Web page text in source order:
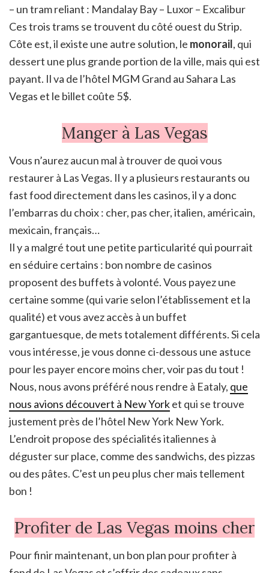
– un tram reliant : Mandalay Bay – Luxor – Excalibur
Ces trois trams se trouvent du côté ouest du Strip.
Côte est, il existe une autre solution, le monorail, qui
dessert une plus grande portion de la ville, mais qui est
payant. Il va de l’hôtel MGM Grand au Sahara Las
Vegas et le billet coûte 5$.
Manger à Las Vegas
Vous n’aurez aucun mal à trouver de quoi vous
restaurer à Las Vegas. Il y a plusieurs restaurants ou
fast food directement dans les casinos, il y a donc
l’embarras du choix : cher, pas cher, italien, américain,
mexicain, français…
Il y a malgré tout une petite particularité qui pourrait
en séduire certains : bon nombre de casinos
proposent des buffets à volonté. Vous payez une
certaine somme (qui varie selon l’établissement et la
qualité) et vous avez accès à un buffet
gargantuesque, de mets totalement différents. Si cela
vous intéresse, je vous donne ci-dessous une astuce
pour les payer encore moins cher, voir pas du tout !
Nous, nous avons préféré nous rendre à Eataly, que
nous avions découvert à New Yorket qui se trouve
justement près de l’hôtel New York New York.
L’endroit propose des spécialités italiennes à
déguster sur place, comme des sandwichs, des pizzas
ou des pâtes. C’est un peu plus cher mais tellement
bon !
Profiter de Las Vegas moins cher
Pour finir maintenant, un bon plan pour profiter à